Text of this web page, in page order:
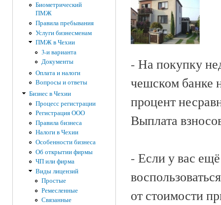
Биометрический
ПМЖ
Правила пребывания
Услуги бизнесменам
ПМЖ в Чехии
3-и варианта
Документы
Оплата и налоги
Вопросы и ответы
Бизнес в Чехии
Процесс регистрации
Регистрация ООО
Правила бизнеса
Налоги в Чехии
Особенности бизнеса
Об открытии фирмы
ЧП или фирма
Виды лицензий
Простые
Ремесленные
Связанные
- На покупку
чешском банке
процент
Выплата
- Если у вас
от стоимости